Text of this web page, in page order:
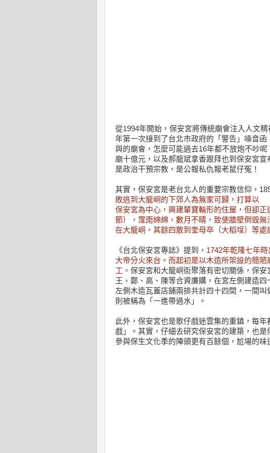
從1994年開始，保安宮將傳統廟會注入人文
年第一次接到了台北市政府的「警告」噪音
與的廟會，怎麼可能過去16年都不放炮不吵
廟十億元，以及郝龍斌拿香跟拜也到保安宮
是政治干預宗教，是公報私仇報老鼠仔冤！
其實，保安宮是老台北人的重要宗教信仰，
敗逃到大龍峒的下郊人為無家可歸，打算以
保安宮為中心，興建輦寶輪形的住屋，但卻
節），霪雨綿綿，數月不晴，致使牆壁倒毀
在大龍峒，其餘四散到奎母卒（大稻埕）等處
《台北保安宮專誌》提到， 1742年乾隆七年
大帝分火來台。而起初是以木造所架設的簡
工。 保安宮和大龍峒街聚落有密切關係，保
王、鄭、高、陳等合資廉購，在宮左側建造
左側木造瓦蓋店舖兩排共計四十四間，一間
則被稱為「一進帶過水」。
此外，保安宮也是歌仔戲迷雲集的重鎮，每
戲」。其實，仔細去研究保安宮的建築，也
參與保生文化季的陣頭更有百餘個，尬場的味